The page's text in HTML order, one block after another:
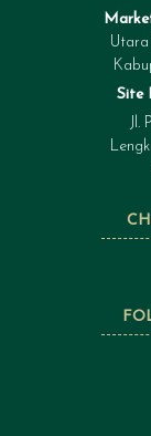
Utara
Site
Jl.